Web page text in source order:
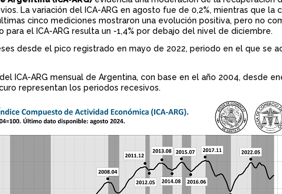
La variación del ICA-ARG en agosto fue de 0,2%, mientras que la
cinco mediciones mostraron una evolución positiva, pero no
el ICA-ARG resulta un -1,4% por debajo del nivel de diciembre.
desde el pico registrado en mayo de 2022, periodo en el que se
ICA-ARG mensual de Argentina, con base en el año 2004, desde
representan los periodos recesivos.